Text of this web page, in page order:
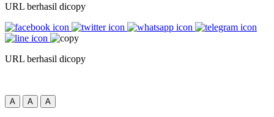
URL berhasil dicopy
URL berhasil dicopy
A A A